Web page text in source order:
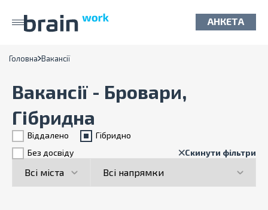
АНКЕТА
Головна Вакансії
Вакансії - Бровари,
Гібридна
Віддалено
Гiбридно
Без досвіду
Скинути фільтри